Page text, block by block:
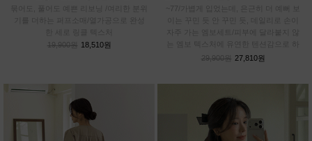
묶어도, 풀어도 예쁜 리보닝 /여리한 분위
기를 더하는 퍼프소매/열가공으로 완성
한 세로 링클 텍스처
19,900원 18,510원
~77/가볍게 입었는데, 은근히 더 예뻐 보
자주 가는 엠보세트/피부에 달라붙지 않
는 엠보 텍스처에 유연한 텐션감으로 하
루종일 편안하게
29,900원 27,810원